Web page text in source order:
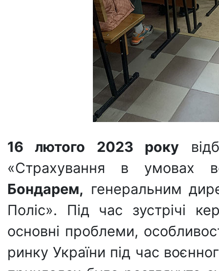
16 лютого 2023 року
«Страхування в умовах
Бондарем, генеральним
Поліс». Під час зустрічі
основні проблеми,
ринку України під час